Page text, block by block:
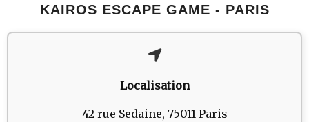
KAIROS ESCAPE GAME - PARIS
Localisation
42 rue Sedaine, 75011 Paris